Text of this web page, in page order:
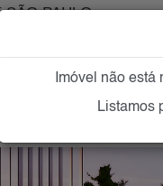
PAULO
IMÓVEIS
Imóvel não
Listamos